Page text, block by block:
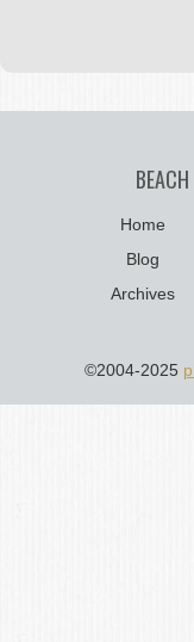
Home
Blog
Archives
©2004-2025